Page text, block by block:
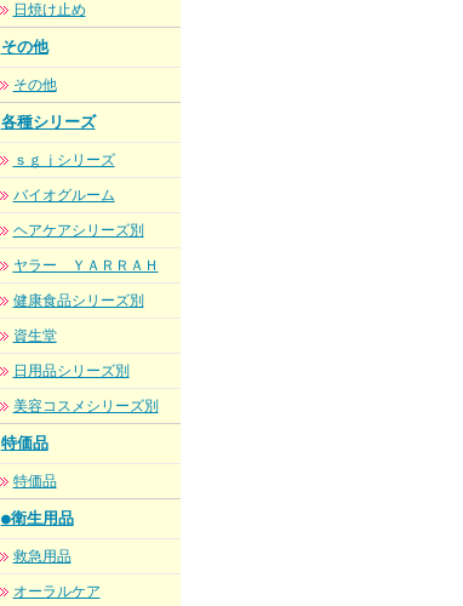
日焼け止め
その他
その他
各種シリーズ
ｓｇｊシリーズ
バイオグルーム
ヘアケアシリーズ別
ヤラー ＹＡＲＲＡＨ
健康食品シリーズ別
資生堂
日用品シリーズ別
美容コスメシリーズ別
特価品
特価品
●衛生用品
救急用品
オーラルケア